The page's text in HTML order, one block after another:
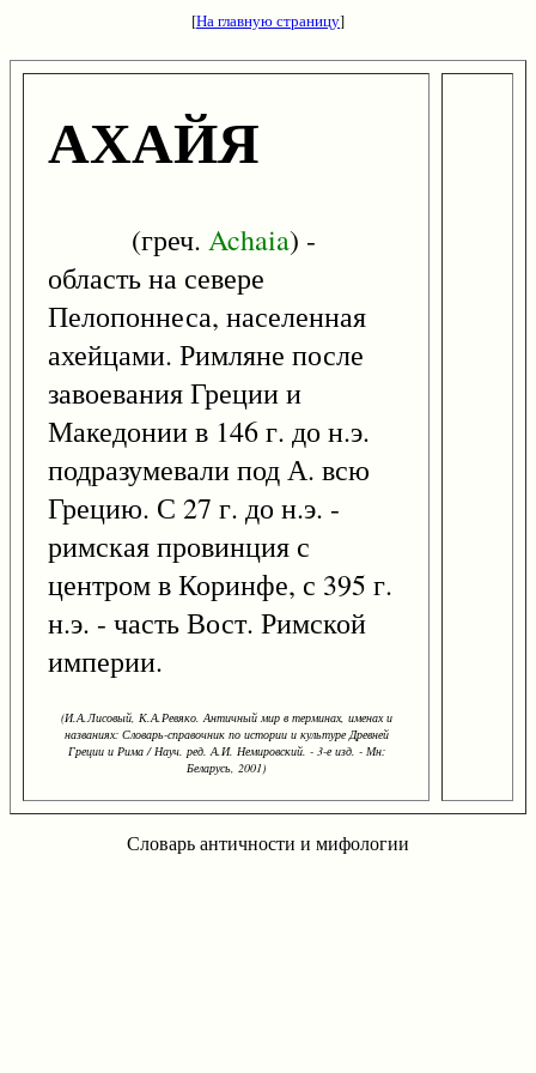
[На главную страницу]
АХАЙЯ
(греч. Achaia) -
область на севере
Пелопоннеса, населенная
ахейцами. Римляне после
завоевания Греции и
Македонии в 146 г. до н.э.
подразумевали под А. всю
Грецию. С 27 г. до н.э. -
римская провинция с
центром в Коринфе, с 395 г.
н.э. - часть Вост. Римской
империи.
(И.А.Лисовый, К.А.Ревяко. Античный мир в терминах, именах и
названиях: Словарь-справочник по истории и культуре Древней
Греции и Рима / Науч. ред. А.И. Немировский. - 3-е изд. - Мн:
Беларусь, 2001)
Словарь античности и мифологии